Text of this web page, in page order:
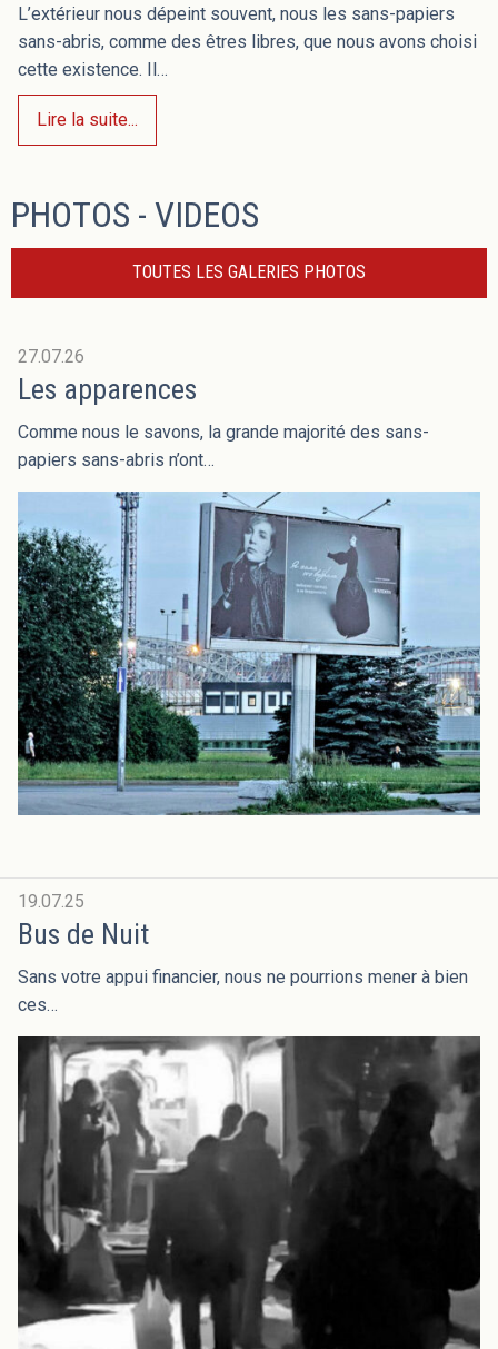
L’extérieur nous dépeint souvent, nous les sans-papiers
sans-abris, comme des êtres libres, que nous avons choisi
cette existence. Il…
Lire la suite...
PHOTOS - VIDEOS
TOUTES LES GALERIES PHOTOS
27.07.26
Les apparences
Comme nous le savons, la grande majorité des sans-
papiers sans-abris n’ont…
19.07.25
Bus de Nuit
Sans votre appui financier, nous ne pourrions mener à bien
ces…